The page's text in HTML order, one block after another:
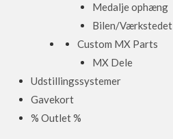
Medalje ophæng
Bilen/Værkstedet
Custom MX Parts
MX Dele
Udstillingssystemer
Gavekort
% Outlet %